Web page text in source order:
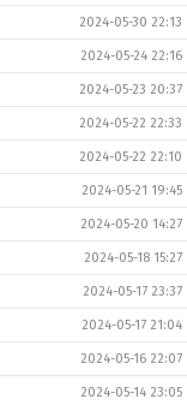
2024-05-30 22:13
2024-05-24 22:16
2024-05-23 20:37
2024-05-22 22:33
2024-05-22 22:10
2024-05-21 19:45
2024-05-20 14:27
2024-05-18 15:27
2024-05-17 23:37
2024-05-17 21:04
2024-05-16 22:07
2024-05-14 23:05